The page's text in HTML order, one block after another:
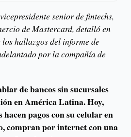
senior de fintechs,
de Mastercard, detalló en
hallazgos del informe de
por la compañía de
de bancos sin sucursales
en América Latina. Hoy,
pagos con su celular en
compran por internet con una